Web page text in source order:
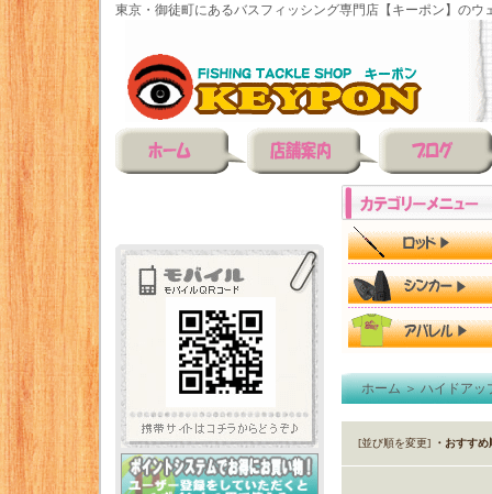
東京・御徒町にあるバスフィッシング専門店【キーポン】のウ
ホーム＞ハイドアッ
[並び順を変更] ・おすすめ